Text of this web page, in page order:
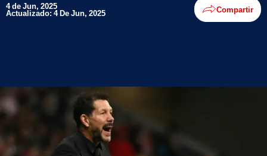
4 de Jun, 2025
Actualizado: 4 De Jun, 2025 Compartir